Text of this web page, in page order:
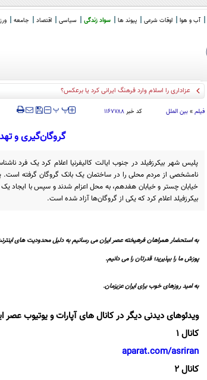
آب و هوا اوقات شرعی پیوند ها سواد زندگی سیاسی اقتصاد جامعه
آیت الل_
فیلم » بین الملل کد خبر ۱۱۶۷۷۸۸ ‍‍‍ پ پ
گروگان‌گیری و
پلیس شهر بیکرزفیلد در جنوب ایالت کالیفرنیا اعلام کرد یک فرد
نامشخصی از مردم محلی را در ساختمان یک بانک گروگان گرفته
خیابان چستر و خیابان هفدهم، به محل اعزام شدند و سپس با ایجاد
بیکرزفیلد اعلام کرد که یکی از گروگان‌ها آزاد شده است.
به استحضار همراهان فرهیخته عصر ایران می رسانیم به دلیل محدودیت های
پوزش ما را بپذیرید؛ قدرتان را می دانیم.
به امید روزهای خوب برای ایران عزیزمان.
ویدئوهای دیدنی دیگر در کانال های آپارات و یوتیوب عصر
کانال 1
aparat.com/asriran
کانال 2